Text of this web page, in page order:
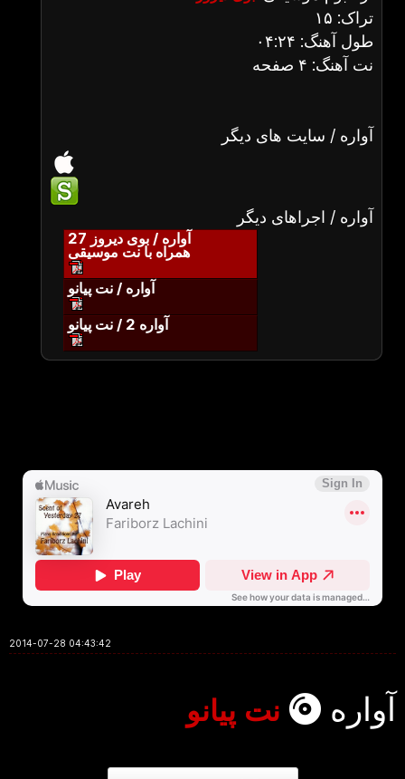
تراک: ۱۵
طول آهنگ: ۰۴:۲۴
نت آهنگ: ۴ صفحه
آواره / سایت های دیگر
آواره / اجراهای دیگر
آواره / بوی دیروز 27
همراه با نت موسیقی
آواره / نت پیانو
آواره 2 / نت پیانو
2014-07-28 04:43:42
آواره نت پیانو